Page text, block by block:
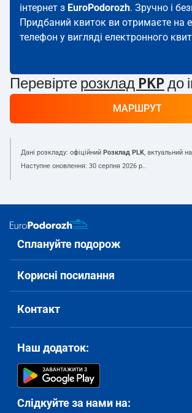
інтернет з EuroPodorozh. Зручно і
Придбаний квиток ви отримаєте на
телефон у вигляді електронного
Перевірте розклад PKP до
МАРШРУТ
Дані розкладу: офіційний Розклад PLK, актуальний на
Наступне оновлення: 30 серпня 2026 р..
Сплануйте подорож
Корисні посилання
Контакт
Наш додаток:
Слідкуйте за нами на: